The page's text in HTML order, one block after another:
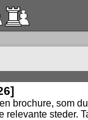
brochure, som
steder.